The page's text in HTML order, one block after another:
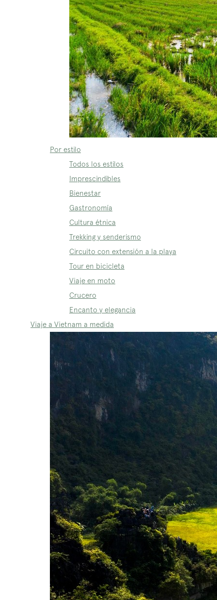
Por estilo
Todos los estilos
Imprescindibles
Bienestar
Gastronomía
Cultura étnica
Trekking y senderismo
Circuito con extensión a la playa
Tour en bicicleta
Viaje en moto
Crucero
Encanto y elegancia
Viaje a Vietnam a medida